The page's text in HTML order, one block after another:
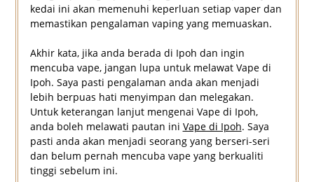
kedai ini akan memenuhi keperluan setiap vaper dan
memastikan pengalaman vaping yang memuaskan.
Akhir kata, jika anda berada di Ipoh dan ingin
mencuba vape, jangan lupa untuk melawat Vape di
Ipoh. Saya pasti pengalaman anda akan menjadi
lebih berpuas hati menyimpan dan melegakan.
Untuk keterangan lanjut mengenai Vape di Ipoh,
anda boleh melawati pautan ini Vape di Ipoh. Saya
pasti anda akan menjadi seorang yang berseri-seri
dan belum pernah mencuba vape yang berkualiti
tinggi sebelum ini.